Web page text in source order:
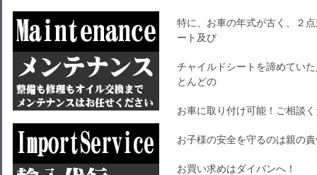
特に、お車の年式が古く、２
ート及び
チャイルドシートを諦めてい
とんどの
お車に取り付け可能！ご相談
お子様の安全を守るのは親の
お買い求めはダイバンへ！